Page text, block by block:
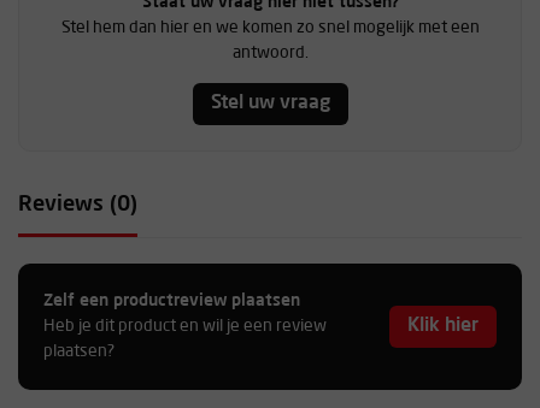
Stel hem dan hier en we komen zo snel mogelijk met een
antwoord.
Stel uw vraag
Reviews (0)
Zelf een productreview plaatsen
Heb je dit product en wil je een review
plaatsen?
Klik hier